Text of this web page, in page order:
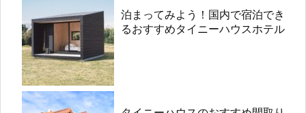
泊まってみよう！国内で宿泊でき
るおすすめタイニーハウスホテル